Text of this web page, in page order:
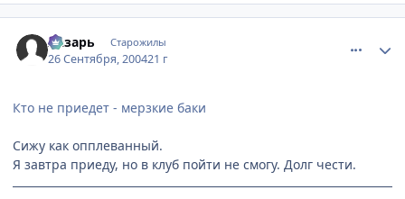
Лазарь Старожилы
26 Сентября, 200421 г
Кто не приедет - мерзкие баки
Сижу как опплеванный.
Я завтра приеду, но в клуб пойти не смогу. Долг чести.